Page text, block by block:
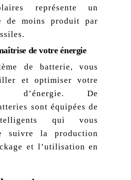
représente un
de moins produit par
de votre énergie
de batterie, vous
et optimiser votre
d’énergie. De
sont équipées de
qui vous
suivre la production
et l’utilisation en